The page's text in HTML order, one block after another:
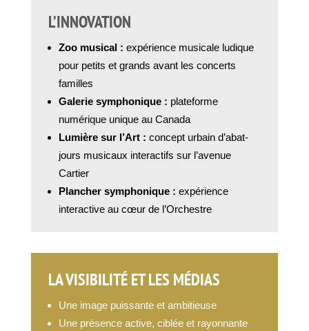
L’INNOVATION
Zoo musical : expérience musicale ludique
pour petits et grands avant les concerts
familles
Galerie symphonique : plateforme
numérique unique au Canada
Lumière sur l’Art : concept urbain d’abat-
jours musicaux interactifs sur l’avenue
Cartier
Plancher symphonique : expérience
interactive au cœur de l’Orchestre
LA VISIBILITÉ ET LES MÉDIAS
Une image puissante et ambitieuse
Une présence active, ciblée et rayonnante